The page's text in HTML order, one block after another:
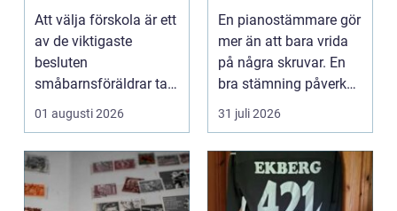
trygghet
Att välja förskola är ett
av de viktigaste
besluten
småbarnsföräldrar tar.
Omsorg, trygghet,
pedagog...
01 augusti 2026
expert för ditt
piano
En pianostämmare gör
mer än att bara vrida
på några skruvar. En
bra stämning påverkar
hur pianot låt...
31 juli 2026